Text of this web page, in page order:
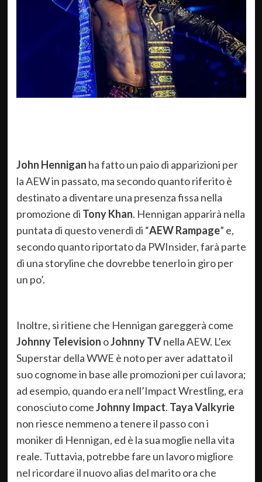
John Hennigan ha fatto un paio di apparizioni per
la AEW in passato, ma secondo quanto riferito è
destinato a diventare una presenza fissa nella
promozione di Tony Khan. Hennigan apparirà nella
puntata di questo venerdì di “AEW Rampage” e,
secondo quanto riportato da PWInsider, farà parte
di una storyline che dovrebbe tenerlo in giro per
un po’.
Inoltre, si ritiene che Hennigan gareggerà come
Johnny Television oJohnny TVnella AEW. L’ex
Superstar della WWE è noto per aver adattato il
suo cognome in base alle promozioni per cui lavora;
ad esempio, quando era nell’Impact Wrestling, era
conosciuto comeJohnny Impact. Taya Valkyrie
non riesce nemmeno a tenere il passo con i
moniker di Hennigan, ed è la sua moglie nella vita
reale. Tuttavia, potrebbe fare un lavoro migliore
nel ricordare il nuovo alias del marito ora che